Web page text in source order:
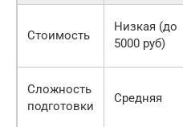
Стоимость
Низкая (до
5000 руб)
Сложность
подготовки
Средняя